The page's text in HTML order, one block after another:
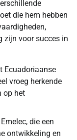
die hem hebben
zijn voor succes in
Ecuadoriaanse
vroeg herkende
op het
die een
ontwikkeling en